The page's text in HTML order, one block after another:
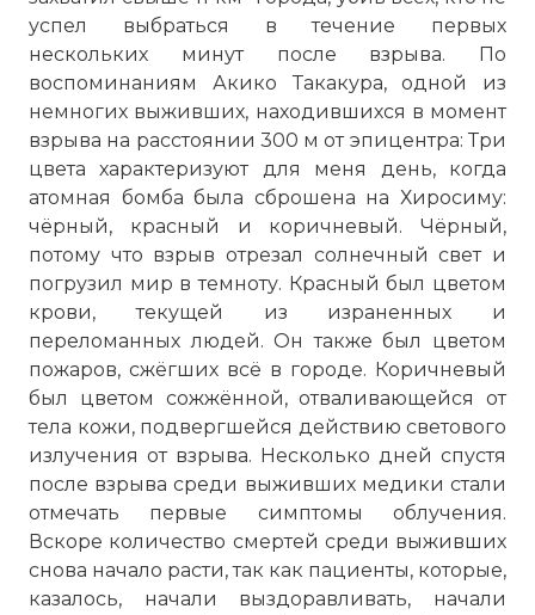
успел выбраться в течение первых
нескольких минут после взрыва. По
воспоминаниям Акико Такакура, одной из
немногих выживших, находившихся в момент
взрыва на расстоянии 300 м от эпицентра: Три
цвета характеризуют для меня день, когда
атомная бомба была сброшена на Хиросиму:
чёрный, красный и коричневый. Чёрный,
потому что взрыв отрезал солнечный свет и
погрузил мир в темноту. Красный был цветом
крови, текущей из израненных и
переломанных людей. Он также был цветом
пожаров, сжёгших всё в городе. Коричневый
был цветом сожжённой, отваливающейся от
тела кожи, подвергшейся действию светового
излучения от взрыва. Несколько дней спустя
после взрыва среди выживших медики стали
отмечать первые симптомы облучения.
Вскоре количество смертей среди выживших
снова начало расти, так как пациенты, которые,
казалось, начали выздоравливать, начали